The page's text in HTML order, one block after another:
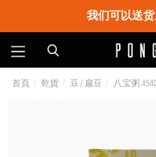
我们可以送货
首頁 乾貨 豆 / 扁豆 八宝粥